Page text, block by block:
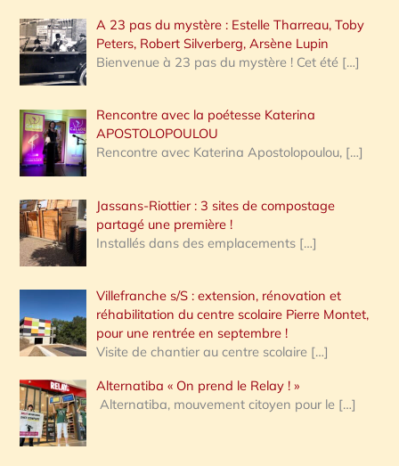
A 23 pas du mystère : Estelle Tharreau, Toby
Peters, Robert Silverberg, Arsène Lupin
Bienvenue à 23 pas du mystère ! Cet été […]
Rencontre avec la poétesse Katerina
APOSTOLOPOULOU
Rencontre avec Katerina Apostolopoulou, […]
Jassans-Riottier : 3 sites de compostage
partagé une première !
Installés dans des emplacements […]
Villefranche s/S : extension, rénovation et
réhabilitation du centre scolaire Pierre Montet,
pour une rentrée en septembre !
Visite de chantier au centre scolaire […]
Alternatiba « On prend le Relay ! »
Alternatiba, mouvement citoyen pour le […]